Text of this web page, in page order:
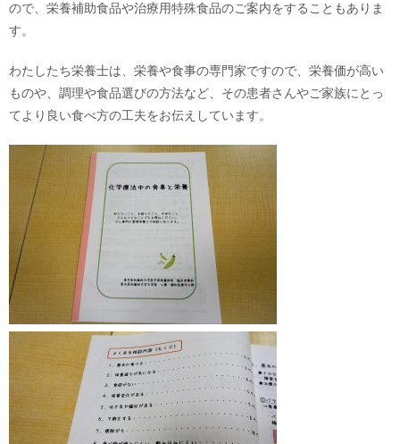
ので、栄養補助食品や治療用特殊食品のご案内をすることもありま
す。
わたしたち栄養士は、栄養や食事の専門家ですので、栄養価が高い
ものや、調理や食品選びの方法など、その患者さんやご家族にとっ
てより良い食べ方の工夫をお伝えしています。